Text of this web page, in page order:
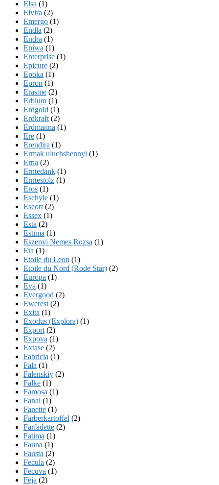
Elsa (1)
Elvira (2)
Emergo (1)
Endla (2)
Endra (1)
Eniwa (1)
Enterprise (1)
Epicure (2)
Epoka (1)
Epron (1)
Erasme (2)
Erbium (1)
Erdgold (1)
Erdkraft (2)
Erdmanna (1)
Ere (1)
Erendira (1)
Ermak uluchshennyi (1)
Erna (2)
Erntedank (1)
Erntestolz (1)
Eros (1)
Eschyle (1)
Escort (2)
Essex (1)
Esta (2)
Estima (1)
Eszenyi Nemes Rozsa (1)
Eta (1)
Etoile du Leon (1)
Etoile du Nord (Rode Star) (2)
Europa (1)
Eva (1)
Evergood (2)
Ewerest (2)
Exita (1)
Exodus (Explora) (1)
Export (2)
Expova (1)
Extase (2)
Fabricia (1)
Fala (1)
Falenskiy (2)
Falke (1)
Famosa (1)
Fanal (1)
Fanette (1)
Färberkartoffel (2)
Farfadette (2)
Fatima (1)
Fauna (1)
Fausta (2)
Fecula (2)
Fecuva (1)
Feja (2)